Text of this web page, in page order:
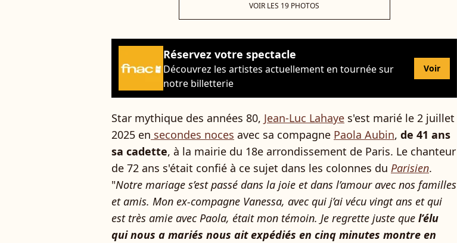
VOIR LES 19 PHOTOS
Réservez votre spectacle
Découvrez les artistes actuellement en tournée sur
notre billetterie
Voir
Star mythique des années 80, Jean-Luc Lahaye s'est marié le 2 juillet
2025 en secondes noces avec sa compagne Paola Aubin, de 41 ans
sa cadette, à la mairie du 18e arrondissement de Paris. Le chanteur
de 72 ans s'était confié à ce sujet dans les colonnes du Parisien.
"Notre mariage s’est passé dans la joie et dans l’amour avec nos familles
et amis. Mon ex-compagne Vanessa, avec qui j’ai vécu vingt ans et qui
est très amie avec Paola, était mon témoin. Je regrette juste que l’élu
qui nous a mariés nous ait expédiés en cinq minutes montre en